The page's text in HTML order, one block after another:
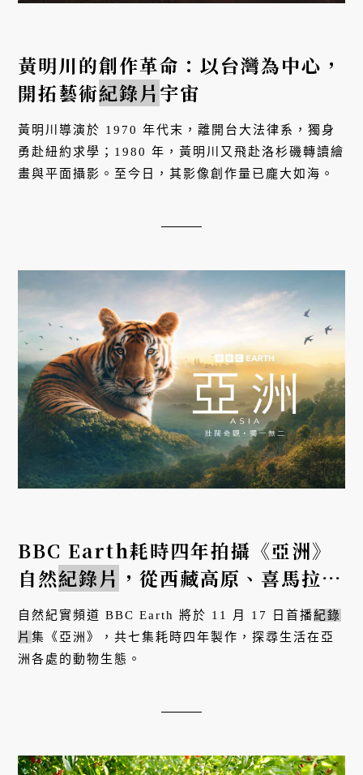
黃明川的創作革命：以台灣為中心，
開拓藝術紀錄片宇宙
黃明川導演於 1970 年代末，離開台大法律系，獨身
勇赴紐約求學；1980 年，黃明川又飛赴洛杉磯轉讀繪
畫與平面攝影。至今日，其影像創作量已龐大如海。
BBC Earth耗時四年拍攝《亞洲》
自然紀錄片 ，從西藏高原、喜馬拉雅
山到台北市，亞洲生態精彩一次看
自然紀實頻道 BBC Earth 將於 11 月 17 日首播紀錄
片集《亞洲》，共七集耗時四年製作，探尋生活在亞
洲各處的動物生態。